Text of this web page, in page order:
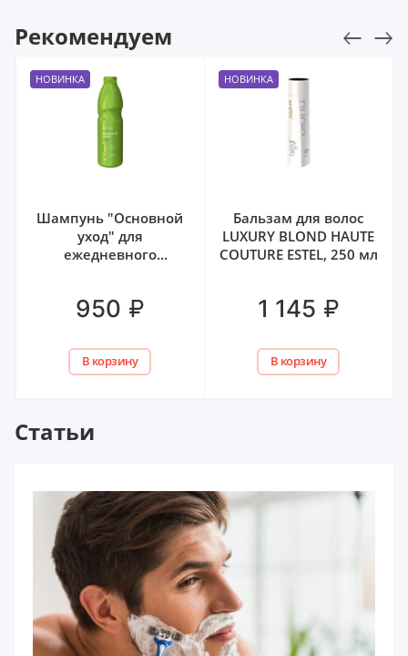
Рекомендуем
НОВИНКА
Шампунь "Основной
уход" для
ежедневного
950 ₽
В корзину
НОВИНКА
Бальзам для волос
LUXURY BLOND HAUTE
COUTURE ESTEL, 250 мл
1 145 ₽
В корзину
Статьи